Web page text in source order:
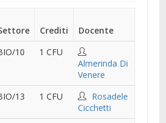
Crediti
Docente
10
1 CFU
Almerinda Di
Venere
13 1 CFU
Rosadele
Cicchetti